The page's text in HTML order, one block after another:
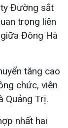
Đường sắt
trọng liên
Đông Hà
tăng cao
chức, viên
Quảng Trị.
nhất hai